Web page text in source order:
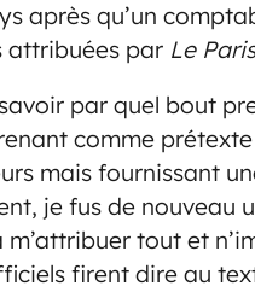
après qu’un
attribuées par Le
par quel bout
comme
mais fournissant
je fus de nouveau
m’attribuer tout et
firent dire au